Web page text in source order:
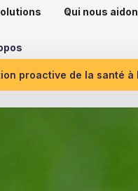
Qui nous
proactive de la santé